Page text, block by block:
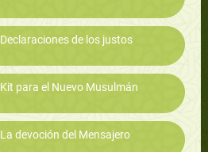
Declaraciones de los justos
Kit para el Nuevo Musulmán
La devoción del Mensajero